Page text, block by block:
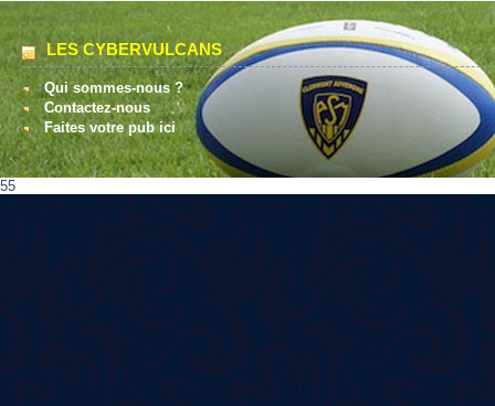
LES CYBERVULCANS
Qui sommes-nous ?
Contactez-nous
Faites votre pub ici
55